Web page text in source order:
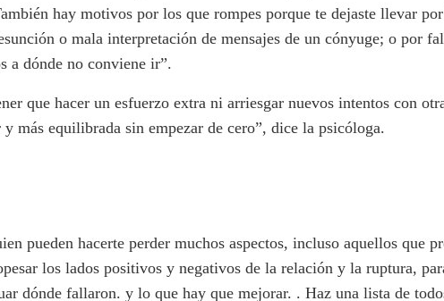
hay motivos por los que rompes porque te dejaste llevar
o mala interpretación de mensajes de un cónyuge; o por
a dónde no conviene ir”.
que hacer un esfuerzo extra ni arriesgar nuevos intentos con
más equilibrada sin empezar de cero”, dice la psicóloga.
pueden hacerte perder muchos aspectos, incluso aquellos que
los lados positivos y negativos de la relación y la ruptura,
dónde fallaron. y lo que hay que mejorar. . Haz una lista de